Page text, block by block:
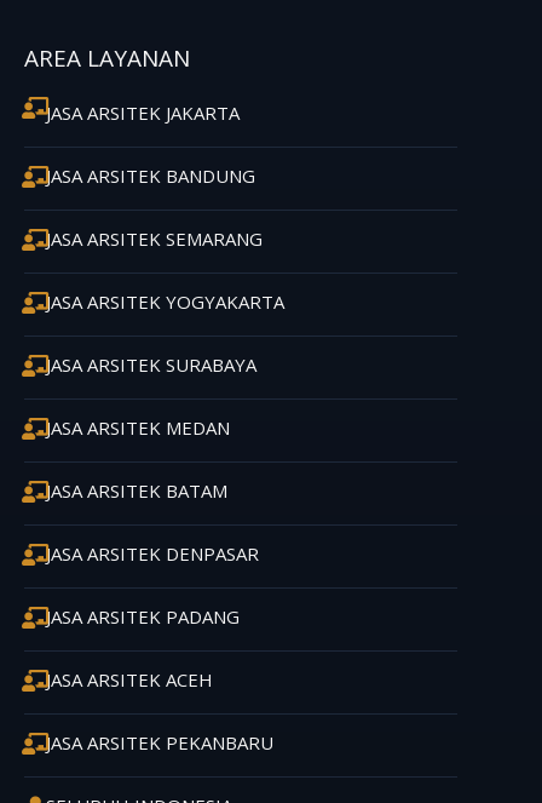
AREA LAYANAN
JASA ARSITEK JAKARTA
JASA ARSITEK BANDUNG
JASA ARSITEK SEMARANG
JASA ARSITEK YOGYAKARTA
JASA ARSITEK SURABAYA
JASA ARSITEK MEDAN
JASA ARSITEK BATAM
JASA ARSITEK DENPASAR
JASA ARSITEK PADANG
JASA ARSITEK ACEH
JASA ARSITEK PEKANBARU